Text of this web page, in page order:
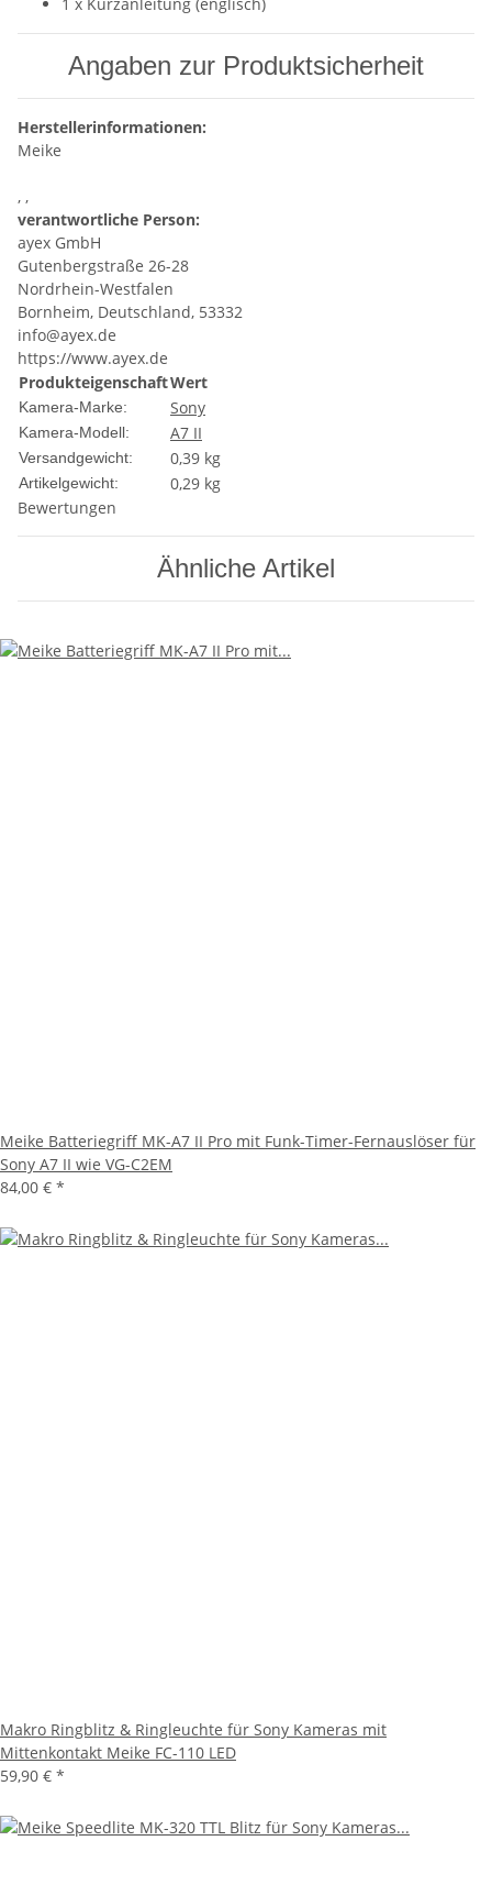
Angaben zur Produktsicherheit
Herstellerinformationen:
Meike
, ,
verantwortliche Person:
ayex GmbH
Gutenbergstraße 26-28
Nordrhein-Westfalen
Bornheim, Deutschland, 53332
info@ayex.de
https://www.ayex.de
ProdukteigenschaftWert
Kamera-Marke: Sony
Kamera-Modell: A7 II
Versandgewicht: 0,39 kg
Artikelgewicht: 0,29 kg
Bewertungen
Ähnliche Artikel
Meike Batteriegriff MK-A7 II Pro mit Funk-Timer-Fernauslöser für
Sony A7 II wie VG-C2EM
84,00 € *
Makro Ringblitz & Ringleuchte für Sony Kameras mit
Mittenkontakt Meike FC-110 LED
59,90 € *